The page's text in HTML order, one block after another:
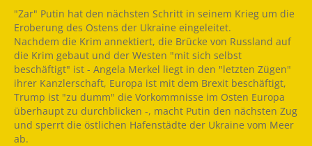
"Zar" Putin hat den nächsten Schritt in seinem Krieg um die
Eroberung des Ostens der Ukraine eingeleitet.
Nachdem die Krim annektiert, die Brücke von Russland auf
die Krim gebaut und der Westen "mit sich selbst
beschäftigt" ist - Angela Merkel liegt in den "letzten Zügen"
ihrer Kanzlerschaft, Europa ist mit dem Brexit beschäftigt,
Trump ist "zu dumm" die Vorkommnisse im Osten Europa
überhaupt zu durchblicken -, macht Putin den nächsten Zug
und sperrt die östlichen Hafenstädte der Ukraine vom Meer
ab.